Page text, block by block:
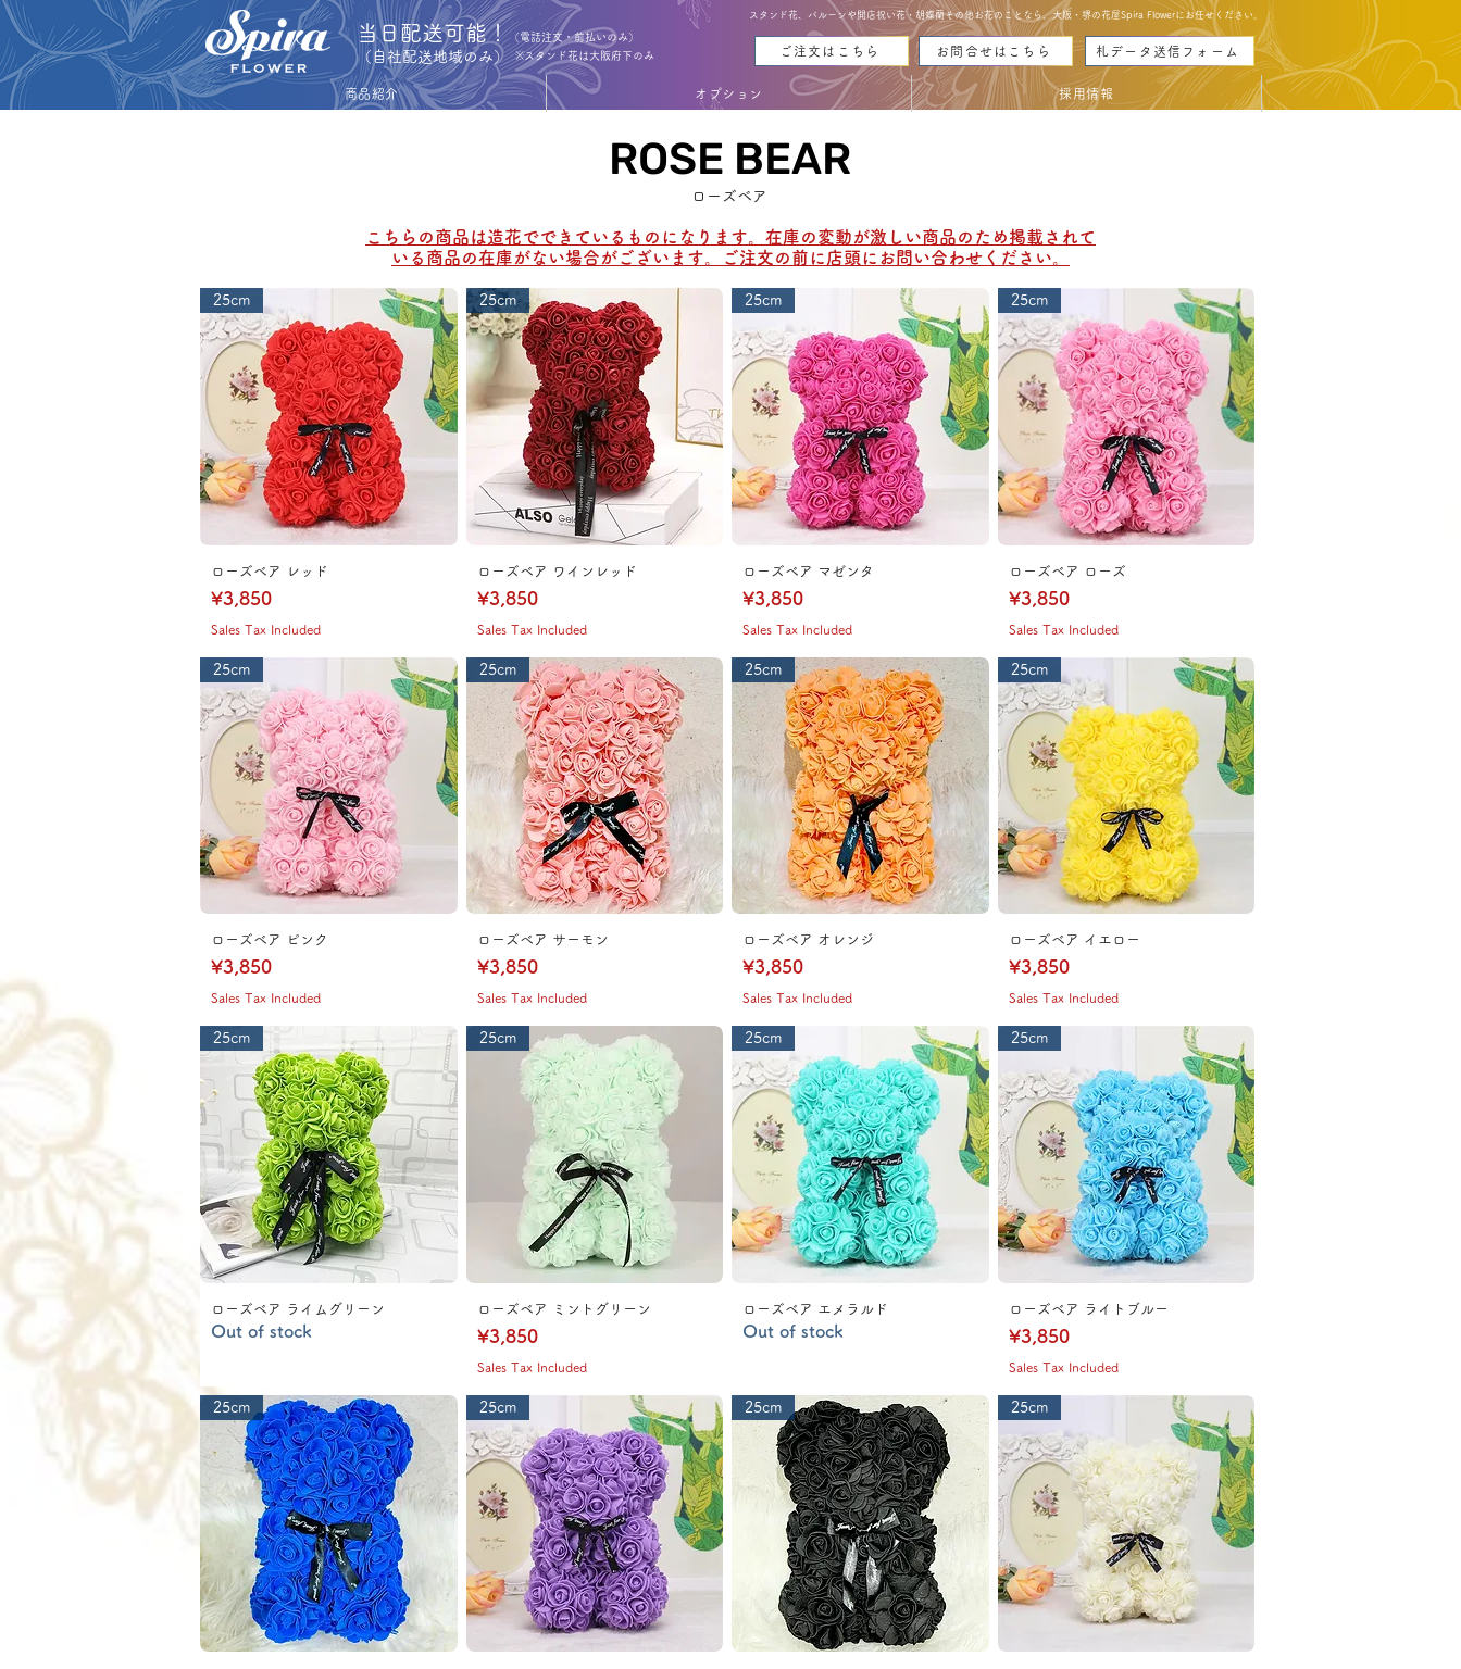
スタンド花、バルーンや開店祝い花・胡蝶蘭その他お花のことなら、大阪・堺の花屋Spira Flowerにお任せください。
​当日配送可能！（電話注文・前払いのみ）
​（自社配送地域のみ） ※スタンド花は大阪府下のみ ご注文はこちら お問合せはこちら 札データ送信フォーム
商品紹介 オプション 採用情報
ROSE BEAR
ROSE BEAR
ローズベア
こちらの商品は造花でできているものになります。在庫の変動が激しい商品のため掲載されて
いる商品の在庫がない場合がございます。ご注文の前に店頭にお問い合わせください。
25cm
ローズベア レッド
Price
¥3,850
Sales Tax Included
25cm
ローズベア ワインレッド
Price
¥3,850
Sales Tax Included
25cm
ローズベア マゼンタ
Price
¥3,850
Sales Tax Included
25cm
ローズベア ローズ
Price
¥3,850
Sales Tax Included
25cm
ローズベア ピンク
Price
¥3,850
Sales Tax Included
25cm
ローズベア サーモン
Price
¥3,850
Sales Tax Included
25cm
ローズベア オレンジ
Price
¥3,850
Sales Tax Included
25cm
ローズベア イエロー
Price
¥3,850
Sales Tax Included
25cm
ローズベア ライムグリーン
Out of stock
25cm
ローズベア ミントグリーン
Price
¥3,850
Sales Tax Included
25cm
ローズベア エメラルド
Out of stock
25cm
ローズベア ライトブルー
Price
¥3,850
Sales Tax Included
25cm 25cm 25cm 25cm